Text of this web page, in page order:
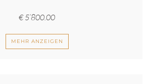
€5’800.00
MEHR ANZEIGEN